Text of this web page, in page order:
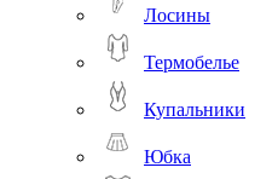
Лосины
Термобелье
Купальники
Юбка